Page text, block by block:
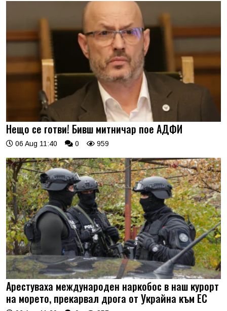
Нещо се готви! Бивш митничар пое АДФИ
06 Aug 11:40 0 959
Арестуваха международен наркобос в наш курорт
на морето, прекарвал дрога от Украйна към ЕС